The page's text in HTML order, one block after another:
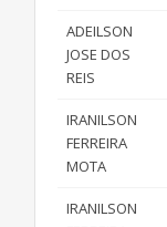
ADEILSON
JOSE DOS
REIS
IRANILSON
FERREIRA
MOTA
IRANILSON